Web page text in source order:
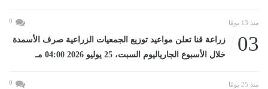
منذ 13 يومًا 0
03
زراعة قنا تعلن مواعيد توزيع الجمعيات الزراعية صرف الأسمدة
خلال الأسبوع الجارياليوم السبت، 25 يوليو 2026 04:00 مـ
منذ 25 يومًا 0